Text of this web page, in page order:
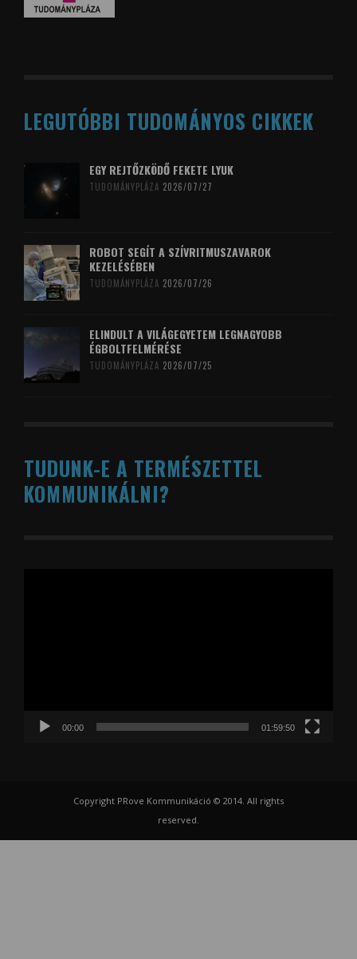
LEGUTÓBBI TUDOMÁNYOS CIKKEK
EGY REJTŐZKÖDŐ FEKETE LYUK
TUDOMÁNYPLÁZA 2026/07/27
ROBOT SEGÍT A SZÍVRITMUSZAVAROK
KEZELÉSÉBEN
TUDOMÁNYPLÁZA 2026/07/26
ELINDULT A VILÁGEGYETEM LEGNAGYOBB
ÉGBOLTFELMÉRÉSE
TUDOMÁNYPLÁZA 2026/07/25
TUDUNK-E A TERMÉSZETTEL
KOMMUNIKÁLNI?
00:00 01:59:50
Copyright PRove Kommunikáció © 2014. All rights
reserved.